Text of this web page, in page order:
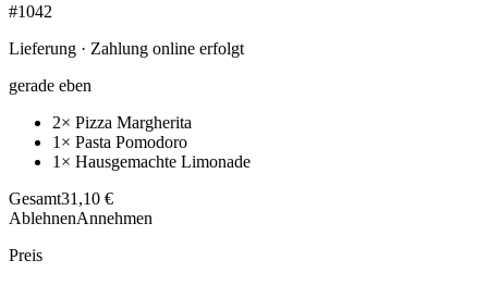
#1042
Lieferung · Zahlung online erfolgt
gerade eben
2× Pizza Margherita
1× Pasta Pomodoro
1× Hausgemachte Limonade
Gesamt31,10 €
AblehnenAnnehmen
Preis